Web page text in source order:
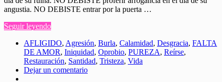
angustia. NO DEBISTE entrar por la puerta …
Seguir leyendo
AFLIGIDO, Agresión, Burla, Calamidad, Desgracia, FALTA
DE AMOR, Iniquidad, Oprobio, PUREZA, Reírse,
Restauración, Santidad, Tristeza, Vida
Dejar un comentario